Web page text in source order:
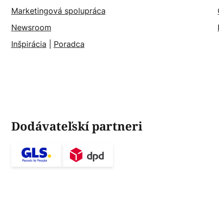
Marketingová spolupráca
Newsroom
Inšpirácia
Poradca
Dodávateľskí partneri